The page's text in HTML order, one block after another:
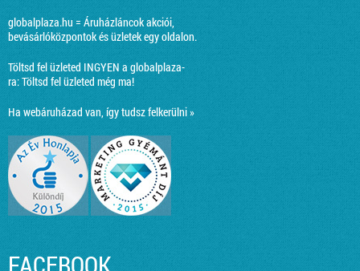
globalplaza.hu = Áruházláncok akciói,
bevásárlóközpontok és üzletek egy oldalon.
Töltsd fel üzleted INGYEN a globalplaza-
ra:Töltsd fel üzleted még ma!
Ha webáruházad van, így tudsz felkerülni »